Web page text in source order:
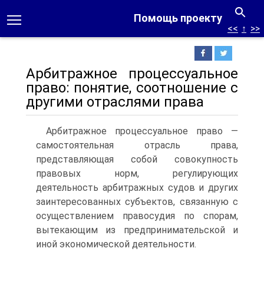
Помощь проекту
<< ↑ >>
Арбитражное процессуальное
право: понятие, соотношение с
другими отраслями права
Арбитражное процессуальное право —
самостоятельная отрасль права,
представляющая собой совокупность
правовых норм, регулирующих
деятельность арбитражных судов и других
заинтересованных субъектов, связанную с
осуществлением правосудия по спорам,
вытекающим из предпринимательской и
иной экономической деятельности.